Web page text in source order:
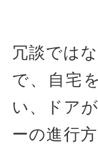
冗談では
で、自宅
い、ドア
ーの進行